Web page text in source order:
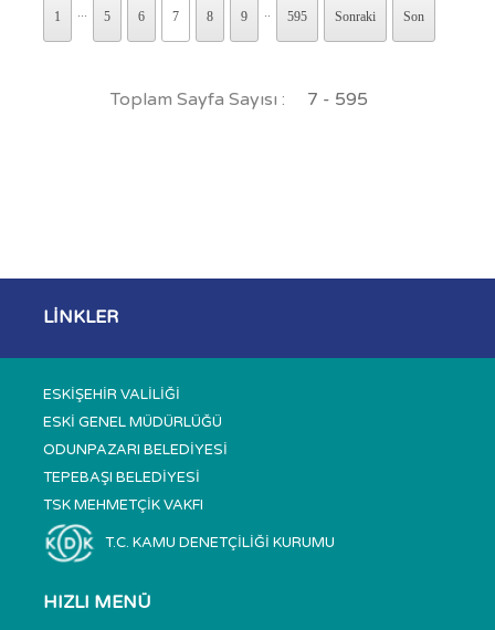
1 ... 5 6 7 8 9 .. 595 Sonraki Son
Toplam Sayfa Sayısı : 7 - 595
LİNKLER
ESKİŞEHİR VALİLİĞİ
ESKİ GENEL MÜDÜRLÜĞÜ
ODUNPAZARI BELEDİYESİ
TEPEBAŞI BELEDİYESİ
TSK MEHMETÇİK VAKFI
T.C. KAMU DENETÇİLİĞİ KURUMU
HIZLI MENÜ